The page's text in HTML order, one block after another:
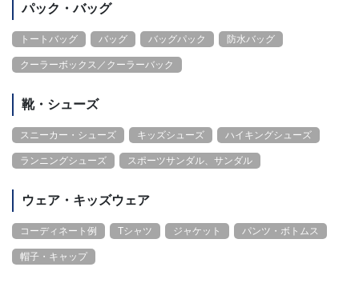
パック・バッグ
トートバッグ バッグ バッグパック 防水バッグ
クーラーボックス／クーラーバック
靴・シューズ
スニーカー・シューズ キッズシューズ ハイキングシューズ
ランニングシューズ スポーツサンダル、サンダル
ウェア・キッズウェア
コーディネート例 Tシャツ ジャケット パンツ・ボトムス
帽子・キャップ